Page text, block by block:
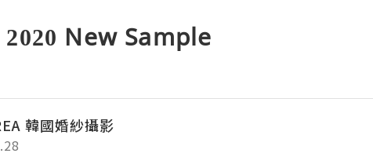
New Sample
韓國婚紗攝影